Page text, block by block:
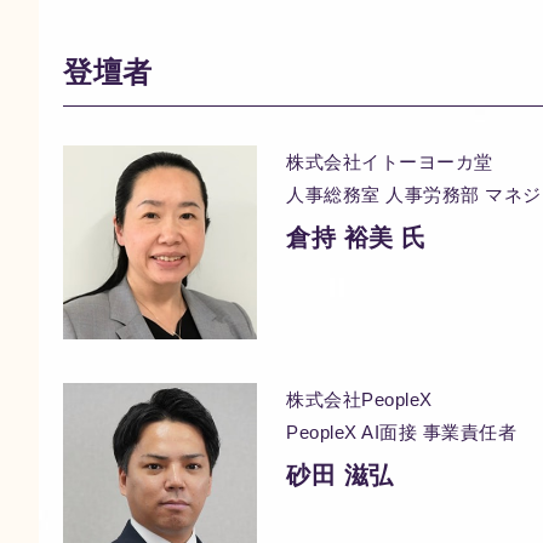
登壇者
株式会社イトーヨーカ堂
人事総務室 人事労務部 マネ
倉持 裕美 氏
株式会社PeopleX
PeopleX AI面接 事業責任者
砂田 滋弘